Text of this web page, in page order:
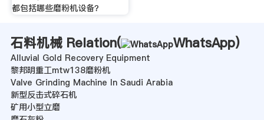
都包括哪些磨粉机设备？
石料机械 Relation( WhatsApp)
Alluvial Gold Recovery Equipment
黎邦明重工mtw138磨粉机
Valve Grinding Machine In Saudi Arabia
新型反击式碎石机
矿用小型立磨